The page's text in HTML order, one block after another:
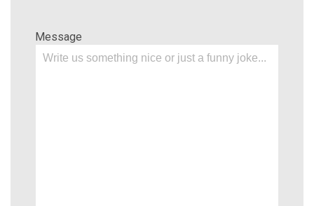
Message